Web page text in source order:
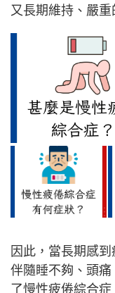
又長期維持、嚴重
因此，當長期感
伴隨睡不夠、頭
了慢性疲倦綜合症